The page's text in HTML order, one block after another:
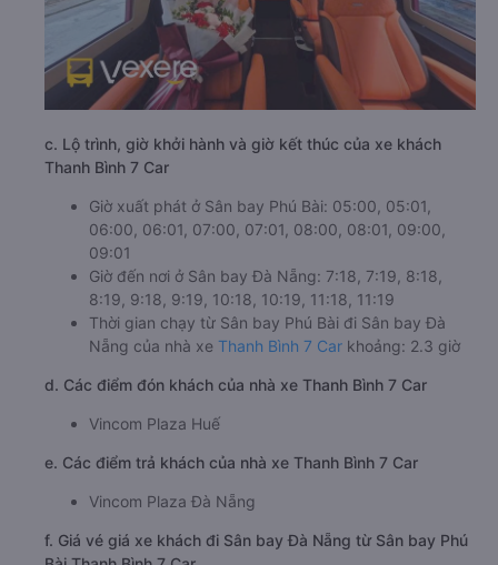
c. Lộ trình, giờ khởi hành và giờ kết thúc của xe khách
Thanh Bình 7 Car
Giờ xuất phát ở Sân bay Phú Bài: 05:00, 05:01,
06:00, 06:01, 07:00, 07:01, 08:00, 08:01, 09:00,
09:01
Giờ đến nơi ở Sân bay Đà Nẵng: 7:18, 7:19, 8:18,
8:19, 9:18, 9:19, 10:18, 10:19, 11:18, 11:19
Thời gian chạy từ Sân bay Phú Bài đi Sân bay Đà
Nẵng của nhà xe Thanh Bình 7 Car khoảng: 2.3 giờ
d. Các điểm đón khách của nhà xe Thanh Bình 7 Car
Vincom Plaza Huế
e. Các điểm trả khách của nhà xe Thanh Bình 7 Car
Vincom Plaza Đà Nẵng
f. Giá vé giá xe khách đi Sân bay Đà Nẵng từ Sân bay Phú